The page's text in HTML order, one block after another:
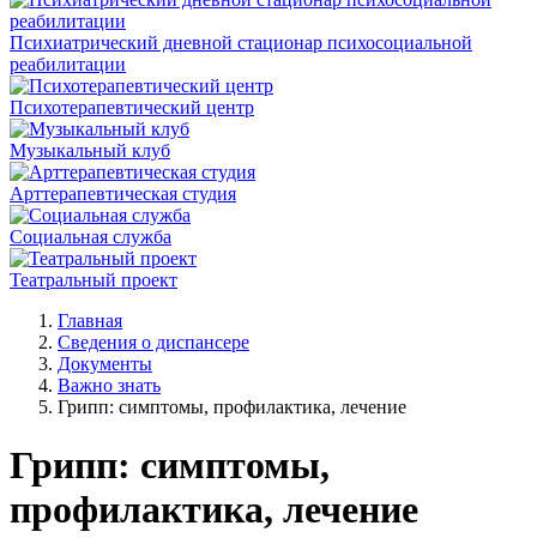
Психиатрический дневной стационар психосоциальной
реабилитации
Психотерапевтический центр
Музыкальный клуб
Арттерапевтическая студия
Социальная служба
Театральный проект
Главная
Сведения о диспансере
Документы
Важно знать
Грипп: симптомы, профилактика, лечение
Грипп: симптомы,
профилактика, лечение